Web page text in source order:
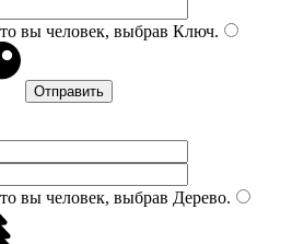
вы человек, выбрав Ключ.
вы человек, выбрав Дерево.